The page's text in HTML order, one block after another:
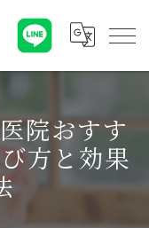
院おすす
方と効果